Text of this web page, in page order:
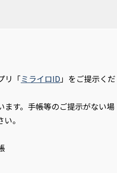
リ「ミライロID」をご提示くだ
す。手帳等のご提示がない場
。